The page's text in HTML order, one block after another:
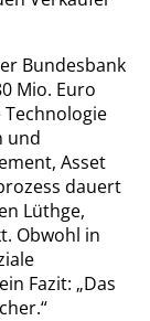
Bundesbank
Mio. Euro
und
Asset
dauert
Lüthge,
Obwohl in
Fazit: „Das